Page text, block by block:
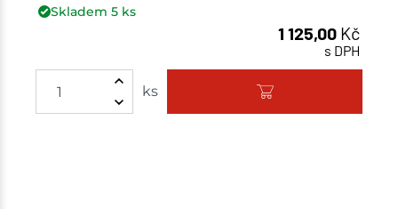
Skladem 5ks
1 125,00 Kč
s DPH
ks